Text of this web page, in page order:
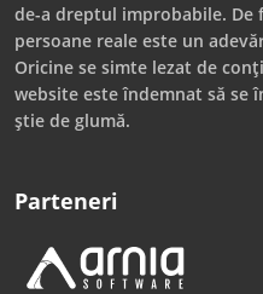
de-a dreptul improbabile. De
persoane reale este un
Oricine se simte lezat de
website este îndemnat să se
știe de glumă.
Parteneri